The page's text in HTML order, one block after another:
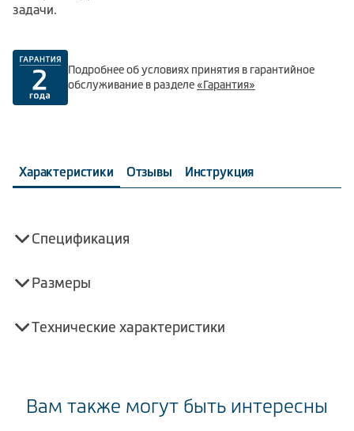
задачи.
Подробнее об условиях принятия в гарантийное
обслуживание в разделе«Гарантия»
Характеристики Отзывы Инструкция
Спецификация
Размеры
Технические характеристики
Вам также могут быть интересны